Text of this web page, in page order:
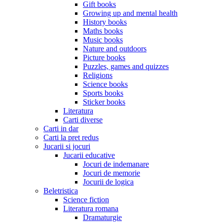
Gift books
Growing up and mental health
History books
Maths books
Music books
Nature and outdoors
Picture books
Puzzles, games and quizzes
Religions
Science books
Sports books
Sticker books
Literatura
Carti diverse
Carti in dar
Carti la pret redus
Jucarii si jocuri
Jucarii educative
Jocuri de indemanare
Jocuri de memorie
Jocurii de logica
Beletristica
Science fiction
Literatura romana
Dramaturgie